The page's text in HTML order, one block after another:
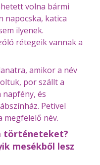
volna bármi
napocska, katica
ilyenek.
rétegeik vannak a
amikor a név
por szállt a
és
Petivel
megfelelő név.
történeteket?
mesékből lesz